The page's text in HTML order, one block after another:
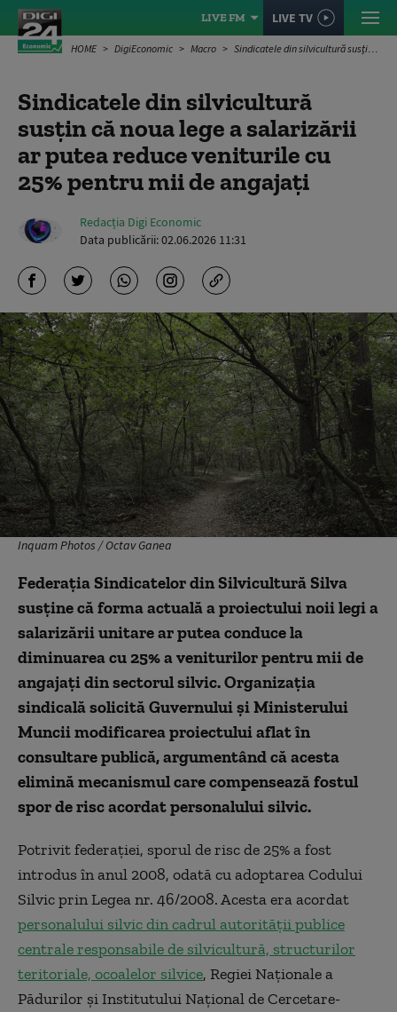
LIVE FM LIVE TV
HOME DigiEconomic Macro Sindicatele din silvicultură susțin că noua lege a salarizării ar putea reduce veniturile cu 25% pentru mii de angajați
Sindicatele din silvicultură
susțin că noua lege a salarizării
ar putea reduce veniturile cu
25% pentru mii de angajați
Redacția Digi Economic
Data publicării:02.06.2026 11:31
Inquam Photos / Octav Ganea
Federația Sindicatelor din Silvicultură Silva
susține că forma actuală a proiectului noii legi a
salarizării unitare ar putea conduce la
diminuarea cu 25% a veniturilor pentru mii de
angajați din sectorul silvic. Organizația
sindicală solicită Guvernului și Ministerului
Muncii modificarea proiectului aflat în
consultare publică, argumentând că acesta
elimină mecanismul care compensează fostul
spor de risc acordat personalului silvic.
Potrivit federației, sporul de risc de 25% a fost
introdus în anul 2008, odată cu adoptarea Codului
Silvic prin Legea nr. 46/2008. Acesta era acordat
personalului silvic din cadrul autorității publice
centrale responsabile de silvicultură, structurilor
teritoriale, ocoalelor silvice, Regiei Naționale a
Pădurilor și Institutului Național de Cercetare-